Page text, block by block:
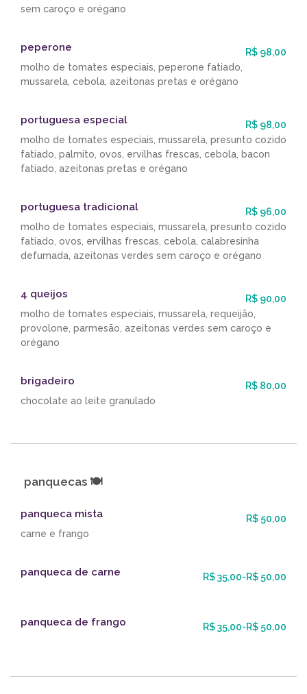
sem caroço e orégano
peperone
R$ 98,00
molho de tomates especiais, peperone fatiado,
mussarela, cebola, azeitonas pretas e orégano
portuguesa especial
R$ 98,00
molho de tomates especiais, mussarela, presunto cozido
fatiado, palmito, ovos, ervilhas frescas, cebola, bacon
fatiado, azeitonas pretas e orégano
portuguesa tradicional
R$ 96,00
molho de tomates especiais, mussarela, presunto cozido
fatiado, ovos, ervilhas frescas, cebola, calabresinha
defumada, azeitonas verdes sem caroço e orégano
4 queijos
R$ 90,00
molho de tomates especiais, mussarela, requeijão,
provolone, parmesão, azeitonas verdes sem caroço e
orégano
brigadeiro
R$ 80,00
chocolate ao leite granulado
panquecas 🍽
panqueca mista
R$ 50,00
carne e frango
panqueca de carne R$ 35,00-R$ 50,00
panqueca de frango R$ 35,00-R$ 50,00